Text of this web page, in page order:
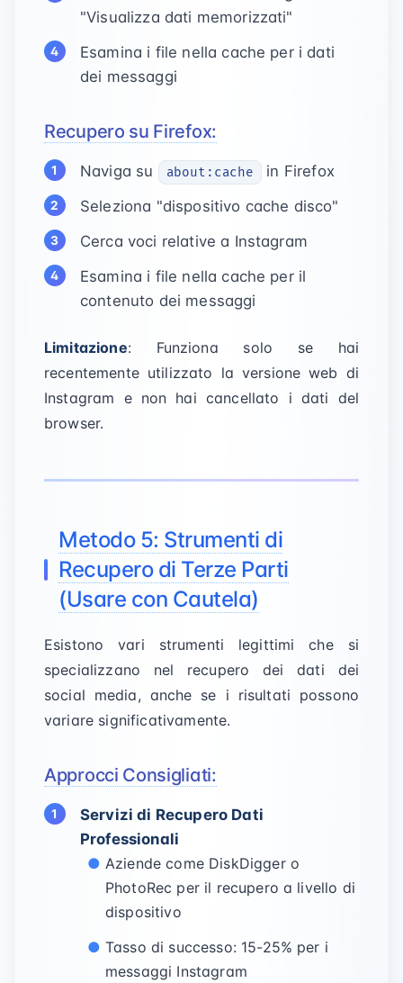
"Visualizza dati memorizzati"
Esamina i file nella cache per i dati
dei messaggi
Recupero su Firefox:
Naviga su about:cache
in Firefox
Seleziona "dispositivo cache disco"
Cerca voci relative a Instagram
Esamina i file nella cache per il
contenuto dei messaggi
Limitazione: Funziona solo se hai
recentemente utilizzato la versione web di
Instagram e non hai cancellato i dati del
browser.
Metodo 5: Strumenti di
Recupero di Terze Parti
(Usare con Cautela)
Esistono vari strumenti legittimi che si
specializzano nel recupero dei dati dei
social media, anche se i risultati possono
variare significativamente.
Approcci Consigliati:
Servizi di Recupero Dati
Professionali
Aziende come DiskDigger o
PhotoRec per il recupero a livello di
dispositivo
Tasso di successo: 15-25% per i
messaggi Instagram